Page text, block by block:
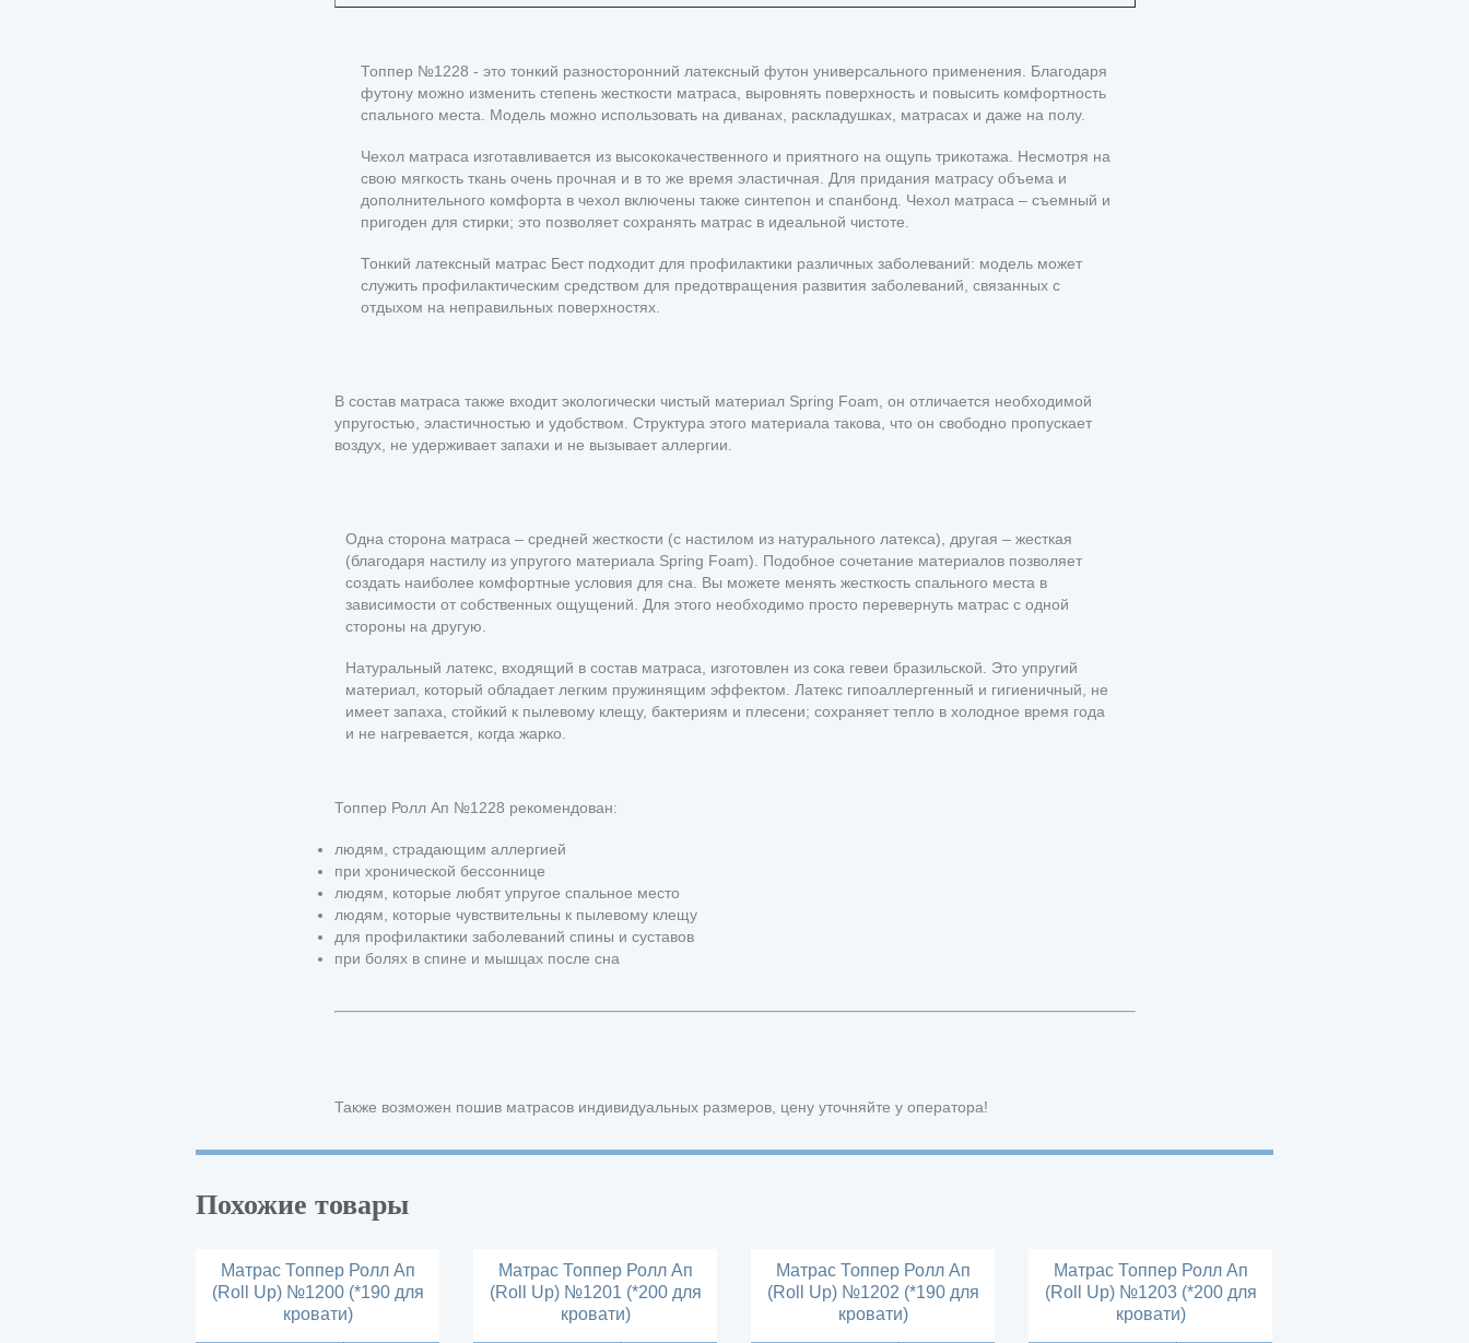
Топпер №1228 - это тонкий разносторонний латексный футон универсального применения. Благодаря
футону можно изменить степень жесткости матраса, выровнять поверхность и повысить комфортность
спального места. Модель можно использовать на диванах, раскладушках, матрасах и даже на полу.
Чехол матраса изготавливается из высококачественного и приятного на ощупь трикотажа. Несмотря на
свою мягкость ткань очень прочная и в то же время эластичная. Для придания матрасу объема и
дополнительного комфорта в чехол включены также синтепон и спанбонд. Чехол матраса – съемный и
пригоден для стирки; это позволяет сохранять матрас в идеальной чистоте.
Тонкий латексный матрас Бест подходит для профилактики различных заболеваний: модель может
служить профилактическим средством для предотвращения развития заболеваний, связанных с
отдыхом на неправильных поверхностях.
В состав матраса также входит экологически чистый материал Spring Foam, он отличается необходимой
упругостью, эластичностью и удобством. Структура этого материала такова, что он свободно пропускает
воздух, не удерживает запахи и не вызывает аллергии.
Одна сторона матраса – средней жесткости (с настилом из натурального латекса), другая – жесткая
(благодаря настилу из упругого материала Spring Foam). Подобное сочетание материалов позволяет
создать наиболее комфортные условия для сна. Вы можете менять жесткость спального места в
зависимости от собственных ощущений. Для этого необходимо просто перевернуть матрас с одной
стороны на другую.
Натуральный латекс, входящий в состав матраса, изготовлен из сока гевеи бразильской. Это упругий
материал, который обладает легким пружинящим эффектом. Латекс гипоаллергенный и гигиеничный, не
имеет запаха, стойкий к пылевому клещу, бактериям и плесени; сохраняет тепло в холодное время года
и не нагревается, когда жарко.
Топпер Ролл Ап №1228 рекомендован:
людям, страдающим аллергией
при хронической бессоннице
людям, которые любят упругое спальное место
людям, которые чувствительны к пылевому клещу
для профилактики заболеваний спины и суставов
при болях в спине и мышцах после сна
Также возможен пошив матрасов индивидуальных размеров, цену уточняйте у оператора!
Похожие товары
Матрас Топпер Ролл Ап
(Roll Up) №1200 (*190 для
кровати)
Матрас Топпер Ролл Ап
(Roll Up) №1201 (*200 для
кровати)
Матрас Топпер Ролл Ап
(Roll Up) №1202 (*190 для
кровати)
Матрас Топпер Ролл Ап
(Roll Up) №1203 (*200 для
кровати)